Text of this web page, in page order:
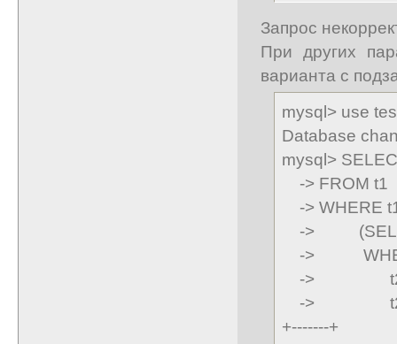
Запрос
При других
варианта с
mysql> use
Database
mysql>
-> FROM t1
-> WHERE
->
->
->
->
+-------+